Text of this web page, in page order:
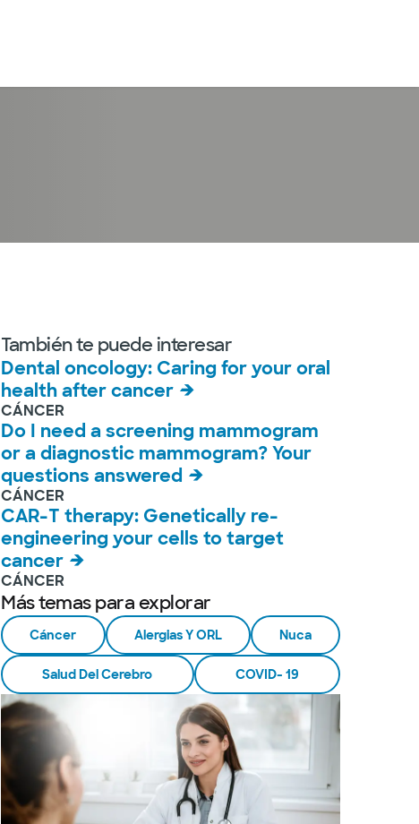
También te puede interesar
Dental oncology: Caring for your oral
health after cancer
CÁNCER
Do I need a screening mammogram
or a diagnostic mammogram? Your
questions answered
CÁNCER
CAR-T therapy: Genetically re-
engineering your cells to target
cancer
CÁNCER
Más temas para explorar
Cáncer Alergias Y ORL Nuca
Salud Del Cerebro COVID- 19